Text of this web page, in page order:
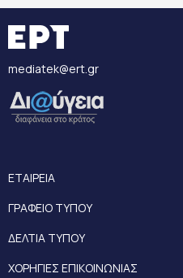
mediatek@ert.gr
ΕΤΑΙΡΕΙΑ
ΓΡΑΦΕΙΟ ΤΥΠΟΥ
ΔΕΛΤΙΑ ΤΥΠΟΥ
ΧΟΡΗΓΙΕΣ ΕΠΙΚΟΙΝΩΝΙΑΣ